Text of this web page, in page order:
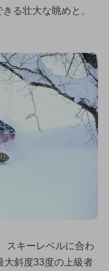
る壮大な眺めと、
スキーレベルに合わ
大斜度33度の上級者